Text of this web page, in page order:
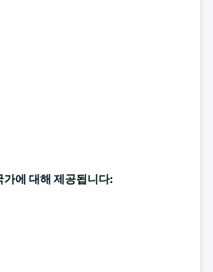
가에 대해 제공됩니다: